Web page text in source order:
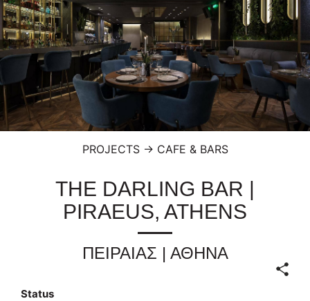
PROJECTS→ CAFE & BARS
THE DARLING BAR |
PIRAEUS, ATHENS
ΠΕΙΡΑΙΑΣ | ΑΘΗΝΑ
Status